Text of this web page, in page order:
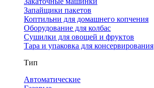
Запайщики пакетов
Коптильни для домашнего копчения
Оборудование для колбас
Сушилки для овощей и фруктов
Тара и упаковка для консервирования
Тип
Автоматические